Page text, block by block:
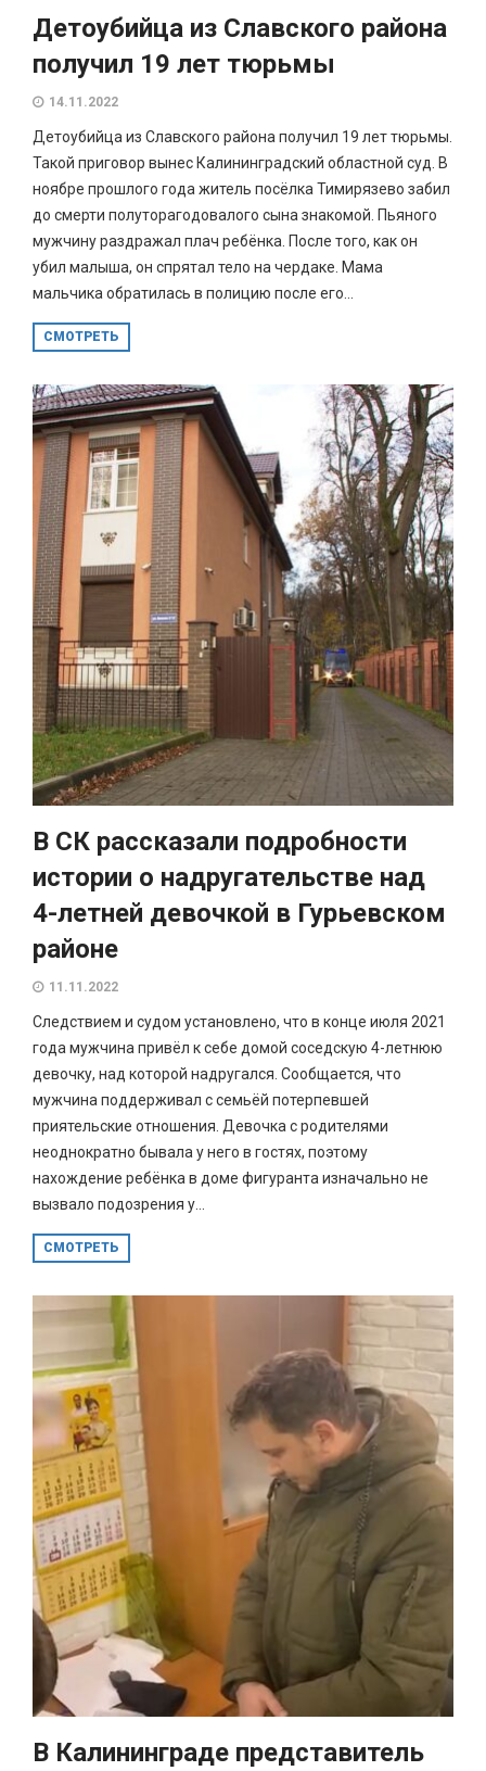
Детоубийца из Славского района
получил 19 лет тюрьмы
14.11.2022
Детоубийца из Славского района получил 19 лет тюрьмы.
Такой приговор вынес Калининградский областной суд. В
ноябре прошлого года житель посёлка Тимирязево забил
до смерти полуторагодовалого сына знакомой. Пьяного
мужчину раздражал плач ребёнка. После того, как он
убил малыша, он спрятал тело на чердаке. Мама
мальчика обратилась в полицию после его...
СМОТРЕТЬ
В СК рассказали подробности
истории о надругательстве над
4-летней девочкой в Гурьевском
районе
11.11.2022
Следствием и судом установлено, что в конце июля 2021
года мужчина привёл к себе домой соседскую 4-летнюю
девочку, над которой надругался. Сообщается, что
мужчина поддерживал с семьёй потерпевшей
приятельские отношения. Девочка с родителями
неоднократно бывала у него в гостях, поэтому
нахождение ребёнка в доме фигуранта изначально не
вызвало подозрения у...
СМОТРЕТЬ
В Калининграде представитель